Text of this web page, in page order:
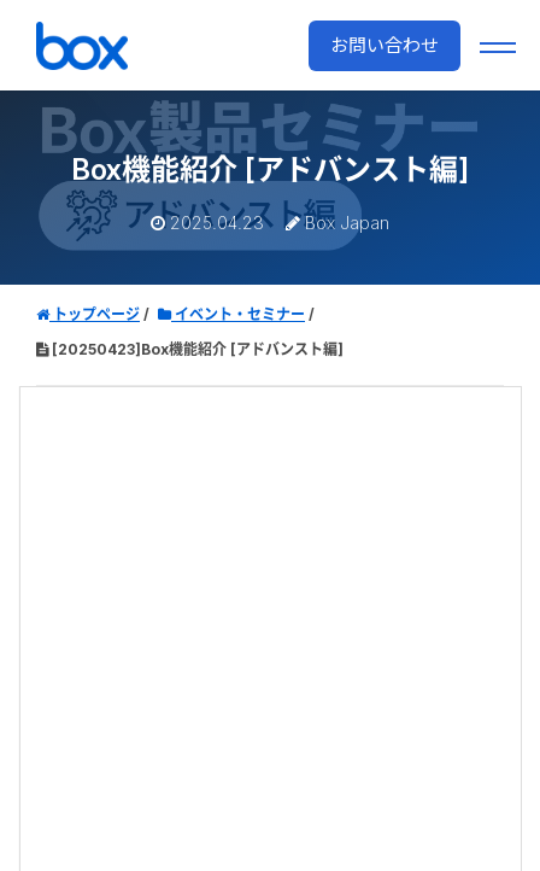
お問い合わせ
Box機能紹介 [アドバンスト編]
2025.04.23 Box Japan
トップページ
イベント・セミナー
[20250423]Box機能紹介 [アドバンスト編]